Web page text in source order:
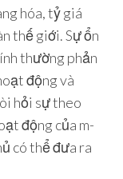
hóa, tỷ giá
thế giới. Sự ổn
thường phản
động và
hỏi sự theo
động của m-
có thể đưa ra